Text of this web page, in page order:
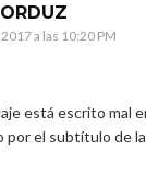
a las 10:20 PM
está escrito mal
por el subtítulo de